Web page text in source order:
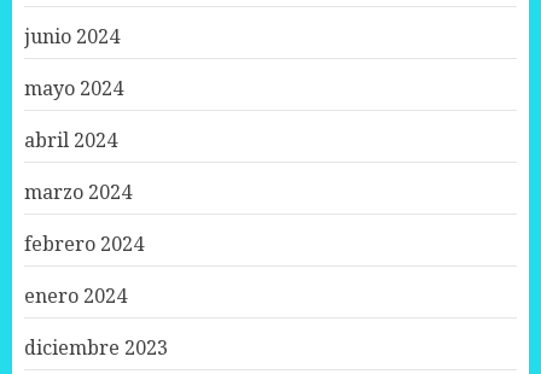
junio 2024
mayo 2024
abril 2024
marzo 2024
febrero 2024
enero 2024
diciembre 2023